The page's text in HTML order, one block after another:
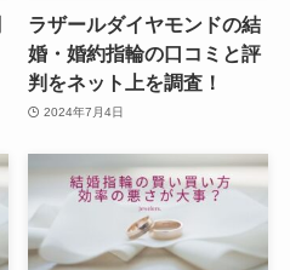
ラザールダイヤモンドの結
婚・婚約指輪の口コミと評
判をネット上を調査！
2024年7月4日